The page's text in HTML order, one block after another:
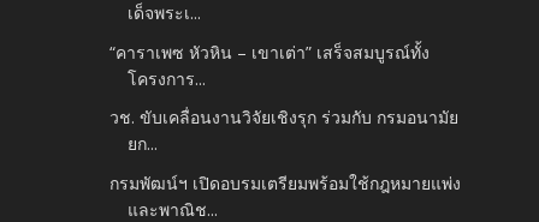
เด็จพระเ...
“คาราเพซ หัวหิน – เขาเต่า” เสร็จสมบูรณ์ทั้ง
โครงการ...
วช. ขับเคลื่อนงานวิจัยเชิงรุก ร่วมกับ กรมอนามัย
ยก...
กรมพัฒน์ฯ เปิดอบรมเตรียมพร้อมใช้กฎหมายแพ่ง
และพาณิช...